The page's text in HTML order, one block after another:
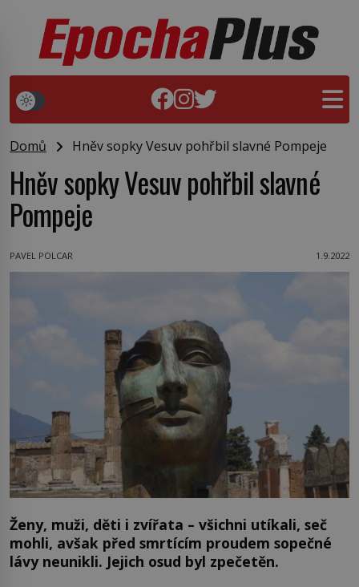
Domů Hněv sopky Vesuv pohřbil slavné Pompeje
Hněv sopky Vesuv pohřbil slavné
Pompeje
PAVEL POLCAR 1.9.2022
Ženy, muži, děti i zvířata – všichni utíkali, seč
mohli, avšak před smrtícím proudem sopečné
lávy neunikli. Jejich osud byl zpečetěn.